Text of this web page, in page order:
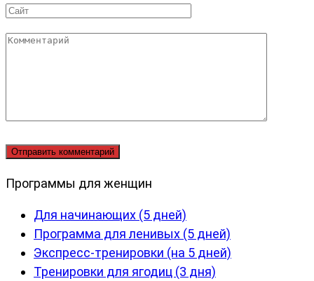
Сайт
Комментарий
Программы для женщин
Для начинающих (5 дней)
Программа для ленивых (5 дней)
Экспресс-тренировки (на 5 дней)
Тренировки для ягодиц (3 дня)